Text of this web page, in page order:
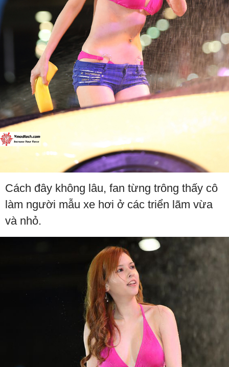
Cách đây không lâu, fan từng trông thấy cô
làm người mẫu xe hơi ở các triển lãm vừa
và nhỏ.